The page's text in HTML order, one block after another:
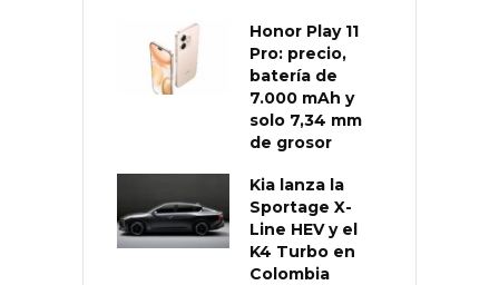
Honor Play 11
Pro: precio,
batería de
7.000 mAh y
solo 7,34 mm
de grosor
Kia lanza la
Sportage X-
Line HEV y el
K4 Turbo en
Colombia